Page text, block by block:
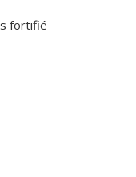
fortifié